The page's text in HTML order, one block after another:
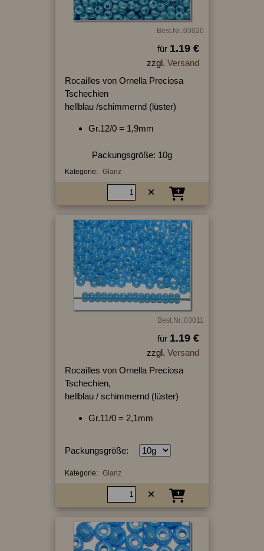
Best.Nr.:03020
für 1.19 €
zzgl. Versand
Rocailles von Ornella Preciosa
Tschechien
hellblau /schimmernd (lüster)
Gr.12/0 = 1,9mm
Packungsgröße: 10g
Kategorie: Glanz
Best.Nr.:03011
für 1.19 €
zzgl. Versand
Rocailles von Ornella Preciosa
Tschechien,
hellblau / schimmernd (lüster)
Gr.11/0 = 2,1mm
Packungsgröße:
Kategorie: Glanz